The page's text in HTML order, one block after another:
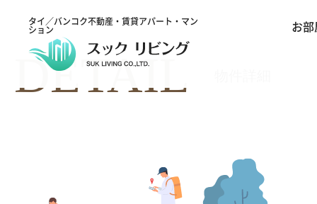
タイ／バンコク不動産・賃貸アパート・マン
ション
お部
DETAIL